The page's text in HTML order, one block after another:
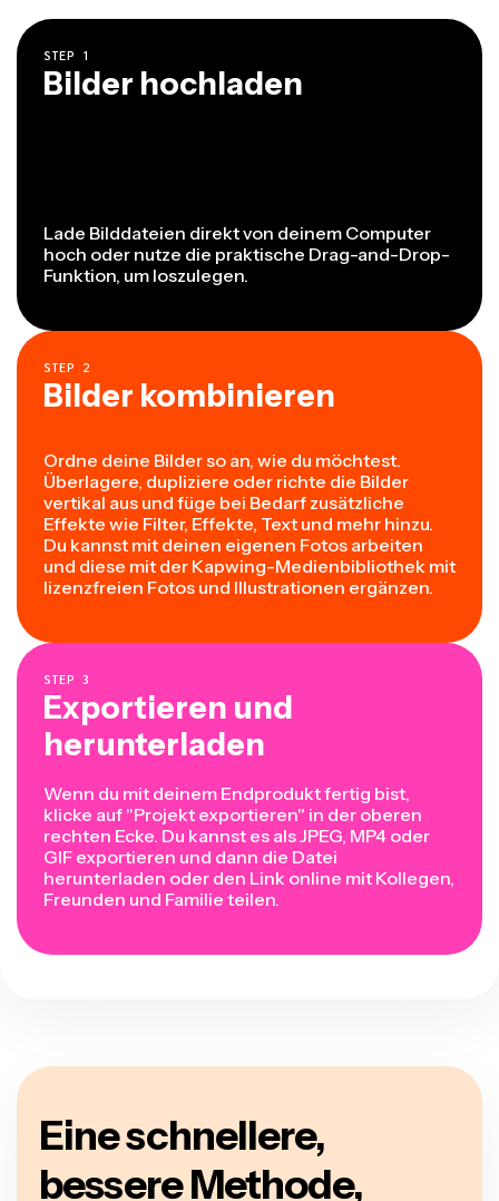
STEP 1
Bilder hochladen
Lade Bilddateien direkt von deinem Computer
hoch oder nutze die praktische Drag-and-Drop-
Funktion, um loszulegen.
STEP 2
Bilder kombinieren
Ordne deine Bilder so an, wie du möchtest.
Überlagere, dupliziere oder richte die Bilder
vertikal aus und füge bei Bedarf zusätzliche
Effekte wie Filter, Effekte, Text und mehr hinzu.
Du kannst mit deinen eigenen Fotos arbeiten
und diese mit der Kapwing-Medienbibliothek mit
lizenzfreien Fotos und Illustrationen ergänzen.
STEP 3
Exportieren und
herunterladen
Wenn du mit deinem Endprodukt fertig bist,
klicke auf "Projekt exportieren" in der oberen
rechten Ecke. Du kannst es als JPEG, MP4 oder
GIF exportieren und dann die Datei
herunterladen oder den Link online mit Kollegen,
Freunden und Familie teilen.
Eine schnellere,
bessere Methode,